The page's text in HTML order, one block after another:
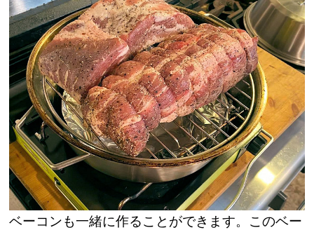
ベーコンも一緒に作ることができます。このベー